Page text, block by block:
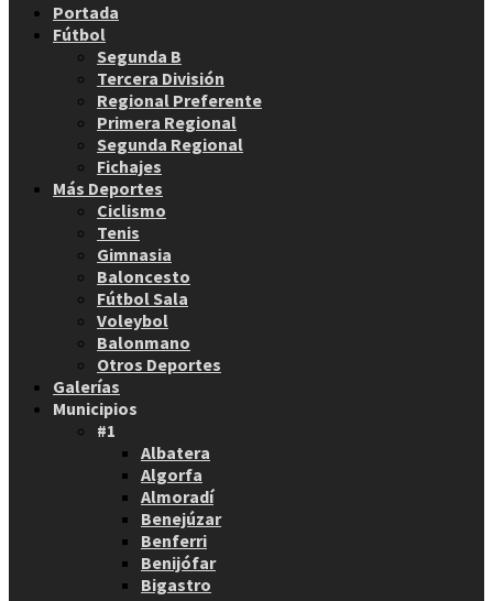
Portada
Fútbol
Segunda B
Tercera División
Regional Preferente
Primera Regional
Segunda Regional
Fichajes
Más Deportes
Ciclismo
Tenis
Gimnasia
Baloncesto
Fútbol Sala
Voleybol
Balonmano
Otros Deportes
Galerías
Municipios
#1
Albatera
Algorfa
Almoradí
Benejúzar
Benferri
Benijófar
Bigastro